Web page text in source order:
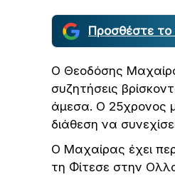
Προσθέστε
Ο Θεοδόσης
συζητήσεις
άμεσα. Ο 25χρονος
διάθεση να
Ο Μαχαίρας έχει
τη Φίτεσε στην